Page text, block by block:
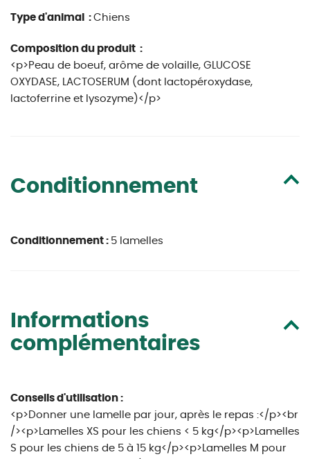
Type d'animal : Chiens
Composition du produit :
<p>Peau de boeuf, arôme de volaille, GLUCOSE
OXYDASE, LACTOSERUM (dont lactopéroxydase,
lactoferrine et lysozyme)</p>
Conditionnement
Conditionnement : 5 lamelles
Informations
complémentaires
Conseils d'utilisation :
<p>Donner une lamelle par jour, après le repas :</p><br
/><p>Lamelles XS pour les chiens < 5 kg</p><p>Lamelles
S pour les chiens de 5 à 15 kg</p><p>Lamelles M pour